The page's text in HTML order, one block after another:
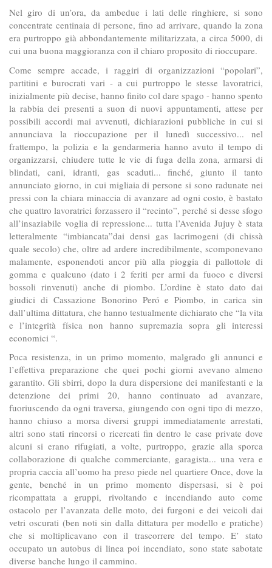
Nel giro di un’ora, da ambedue i lati delle ringhiere, si sono
concentrate centinaia di persone, fino ad arrivare, quando la zona
era purtroppo già abbondantemente militarizzata, a circa 5000, di
cui una buona maggioranza con il chiaro proposito di rioccupare.
Come sempre accade, i raggiri di organizzazioni “popolari”,
partitini e burocrati vari - a cui purtroppo le stesse lavoratrici,
inizialmente più decise, hanno finito col dare spago - hanno spento
la rabbia dei presenti a suon di nuovi appuntamenti, attese per
possibili accordi mai avvenuti, dichiarazioni pubbliche in cui si
annunciava la rioccupazione per il lunedì successivo... nel
frattempo, la polizia e la gendarmeria hanno avuto il tempo di
organizzarsi, chiudere tutte le vie di fuga della zona, armarsi di
blindati, cani, idranti, gas scaduti... finché, giunto il tanto
annunciato giorno, in cui migliaia di persone si sono radunate nei
pressi con la chiara minaccia di avanzare ad ogni costo, è bastato
che quattro lavoratrici forzassero il “recinto”, perché si desse sfogo
all’insaziabile voglia di repressione... tutta l’Avenida Jujuy è stata
letteralmente “imbiancata”dai densi gas lacrimogeni (di chissà
quale secolo) che, oltre ad ardere incredibilmente, scomponevano
malamente, esponendoti ancor più alla pioggia di pallottole di
gomma e qualcuno (dato i 2 feriti per armi da fuoco e diversi
bossoli rinvenuti) anche di piombo. L’ordine è stato dato dai
giudici di Cassazione Bonorino Peró e Piombo, in carica sin
dall’ultima dittatura, che hanno testualmente dichiarato che “la vita
e l’integrità física non hanno supremazia sopra gli interessi
economici “.
Poca resistenza, in un primo momento, malgrado gli annunci e
l’effettiva preparazione che quei pochi giorni avevano almeno
garantito. Gli sbirri, dopo la dura dispersione dei manifestanti e la
detenzione dei primi 20, hanno continuato ad avanzare,
fuoriuscendo da ogni traversa, giungendo con ogni tipo di mezzo,
hanno chiuso a morsa diversi gruppi immediatamente arrestati,
altri sono stati rincorsi o ricercati fin dentro le case private dove
alcuni si erano rifugiati, a volte, purtroppo, grazie alla sporca
collaborazione di qualche commerciante, garagista... una vera e
propria caccia all’uomo ha preso piede nel quartiere Once, dove la
gente, benché in un primo momento dispersasi, si è poi
ricompattata a gruppi, rivoltando e incendiando auto come
ostacolo per l’avanzata delle moto, dei furgoni e dei veicoli dai
vetri oscurati (ben noti sin dalla dittatura per modello e pratiche)
che si moltiplicavano con il trascorrere del tempo. E’ stato
occupato un autobus di linea poi incendiato, sono state sabotate
diverse banche lungo il cammino.